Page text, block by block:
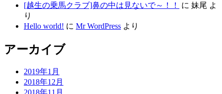
[越生の乗馬クラブ]鼻の中は見ないで～！！
に 妹尾 よ
り
Hello world! に Mr WordPress より
アーカイブ
2019年1月
2018年12月